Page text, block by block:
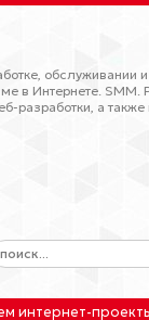
обслуживании
в Интернете. SMM.
разработки, а
интернет-